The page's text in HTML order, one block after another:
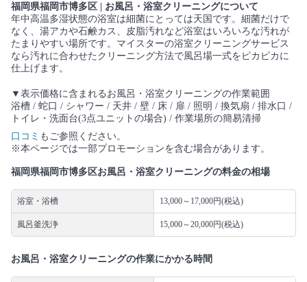
福岡県福岡市博多区 | お風呂・浴室クリーニングについて
年中高温多湿状態の浴室は細菌にとっては天国です。細菌だけで
なく、湯アカや石鹸カス、皮脂汚れなど浴室はいろいろな汚れが
たまりやすい場所です。マイスターの浴室クリーニングサービス
なら汚れに合わせたクリーニング方法で風呂場一式をピカピカに
仕上げます。
▼表示価格に含まれるお風呂・浴室クリーニングの作業範囲
浴槽 / 蛇口 / シャワー / 天井 / 壁 / 床 / 扉 / 照明 / 換気扇 / 排水口 /
トイレ・洗面台(3点ユニットの場合) / 作業場所の簡易清掃
口コミ もご参照ください。
※本ページでは一部プロモーションを含む場合があります。
福岡県福岡市博多区お風呂・浴室クリーニングの料金の相場
浴室・浴槽 13,000～17,000円(税込)
風呂釜洗浄 15,000～20,000円(税込)
お風呂・浴室クリーニングの作業にかかる時間